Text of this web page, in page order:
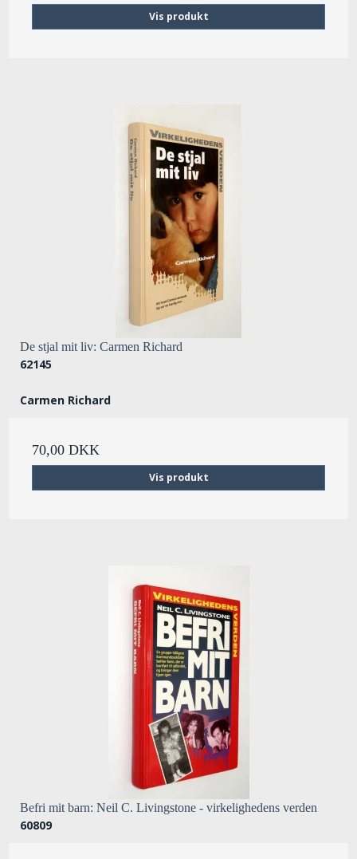
Vis produkt
De stjal mit liv: Carmen Richard
62145
Carmen Richard
70,00 DKK
Vis produkt
Befri mit barn: Neil C. Livingstone - virkelighedens verden
60809